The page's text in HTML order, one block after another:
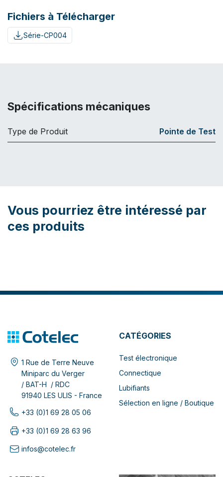
Fichiers à Télécharger
Série-CP004
Spécifications mécaniques
Type de Produit Pointe de Test
Vous pourriez être intéressé par
ces produits
1 Rue de Terre Neuve
Miniparc du Verger
/ BAT-H / RDC
91940 LES ULIS - France
+33 (0)1 69 28 05 06
+33 (0)1 69 28 63 96
infos@cotelec.fr
CATÉGORIES
Test électronique
Connectique
Lubifiants
Sélection en ligne / Boutique